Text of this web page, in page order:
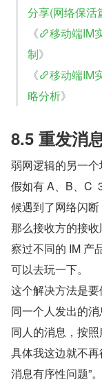
分享(网络保活
《
移动端IM
制》
《
移动端IM
略分析》
8.5 重发消
弱网逻辑的另一个
假如有 A、B、C
候遇到了网络闪断
那么接收方的接
察过不同的 IM 产
可以去玩一下。
这个解决方法是
同一个人发出的
同人的消息，按照
具体我这边就不再
消息有序性问题”。